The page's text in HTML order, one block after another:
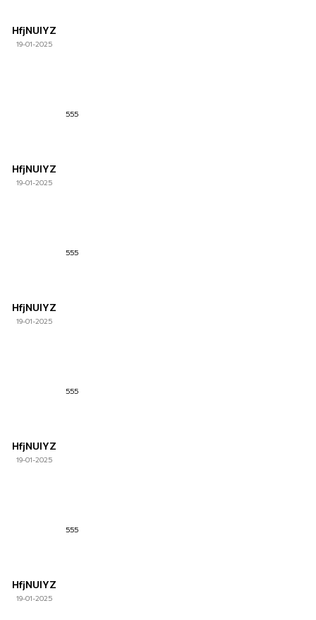
HfjNUlYZ
19-01-2025
HfjNUlYZ
19-01-2025
555
HfjNUlYZ
19-01-2025
555
HfjNUlYZ
19-01-2025
555
HfjNUlYZ
19-01-2025
555